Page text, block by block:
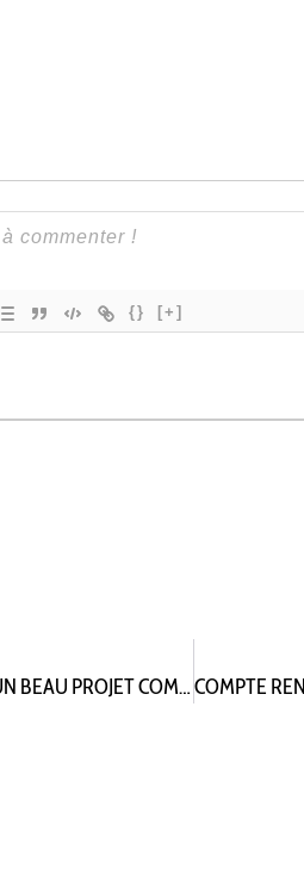
{} [+]
LA RÉNOVATION DU COMPLEXE SPORTIF DU PANORAMA : UN BEAU PROJET COMPLEXE À PILOTER